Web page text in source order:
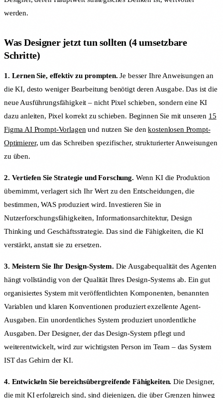
werden.
Was Designer jetzt tun sollten (4 umsetzbare
Schritte)
1. Lernen Sie, effektiv zu prompten. Je besser Ihre Anweisungen an
die KI, desto weniger Bearbeitung benötigt deren Ausgabe. Das ist die
neue Ausführungsfähigkeit – nicht Pixel schieben, sondern eine KI
dazu anleiten, Pixel korrekt zu schieben. Beginnen Sie mit unseren 15
Figma AI Prompt-Vorlagen und nutzen Sie denkostenlosen Prompt-
Optimierer, um das Schreiben spezifischer, strukturierter Anweisungen
zu üben.
2. Vertiefen Sie Strategie und Forschung. Wenn KI die Produktion
übernimmt, verlagert sich Ihr Wert zu den Entscheidungen, die
bestimmen, WAS produziert wird. Investieren Sie in
Nutzerforschungsfähigkeiten, Informationsarchitektur, Design
Thinking und Geschäftsstrategie. Das sind die Fähigkeiten, die KI
verstärkt, anstatt sie zu ersetzen.
3. Meistern Sie Ihr Design-System. Die Ausgabequalität des Agenten
hängt vollständig von der Qualität Ihres Design-Systems ab. Ein gut
organisiertes System mit veröffentlichten Komponenten, benannten
Variablen und klaren Konventionen produziert exzellente Agent-
Ausgaben. Ein unordentliches System produziert unordentliche
Ausgaben. Der Designer, der das Design-System pflegt und
weiterentwickelt, wird zur wichtigsten Person im Team – das System
IST das Gehirn der KI.
4. Entwickeln Sie bereichsübergreifende Fähigkeiten. Die Designer,
die mit KI erfolgreich sind, sind diejenigen, die über Grenzen hinweg